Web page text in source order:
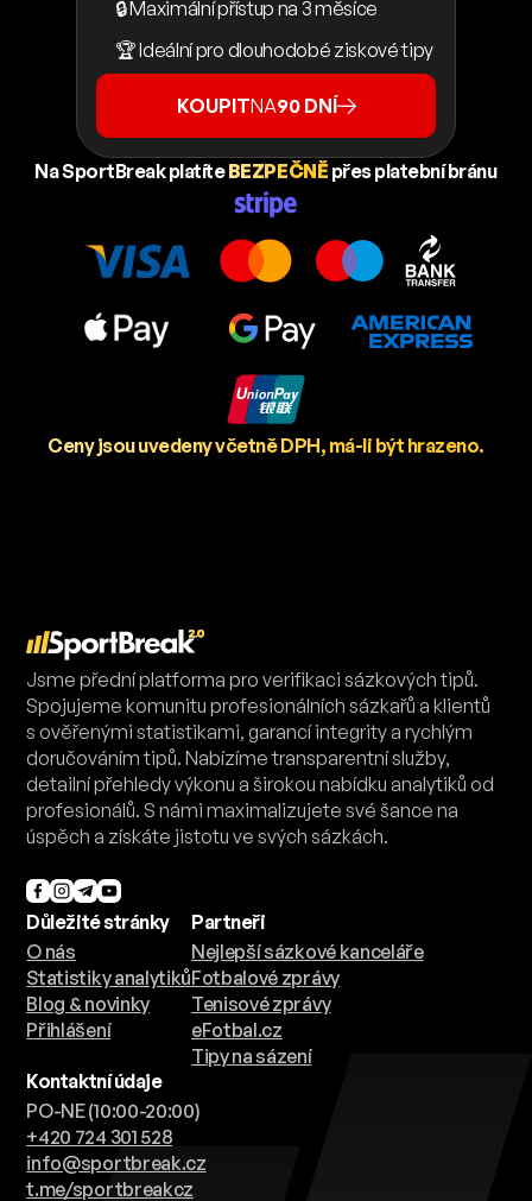
🔒 Maximální přístup na 3 měsíce
🏆 Ideální pro dlouhodobé ziskové tipy
KOUPITNA90 DNÍ
Na SportBreak platíteBEZPEČNĚ přes platební bránu
Ceny jsou uvedeny včetně DPH, má-li být hrazeno.
Jsme přední platforma pro verifikaci sázkových tipů.
Spojujeme komunitu profesionálních sázkařů a klientů
s ověřenými statistikami, garancí integrity a rychlým
doručováním tipů. Nabízíme transparentní služby,
detailní přehledy výkonu a širokou nabídku analytiků od
profesionálů. S námi maximalizujete své šance na
úspěch a získáte jistotu ve svých sázkách.
Důležité stránky
O nás
Statistiky analytiků
Blog & novinky
Přihlášení
Partneři
Nejlepší sázkové kanceláře
Fotbalové zprávy
Tenisové zprávy
eFotbal.cz
Tipy na sázení
Kontaktní údaje
PO-NE (10:00-20:00)
+420 724 301 528
info@sportbreak.cz
t.me/sportbreakcz